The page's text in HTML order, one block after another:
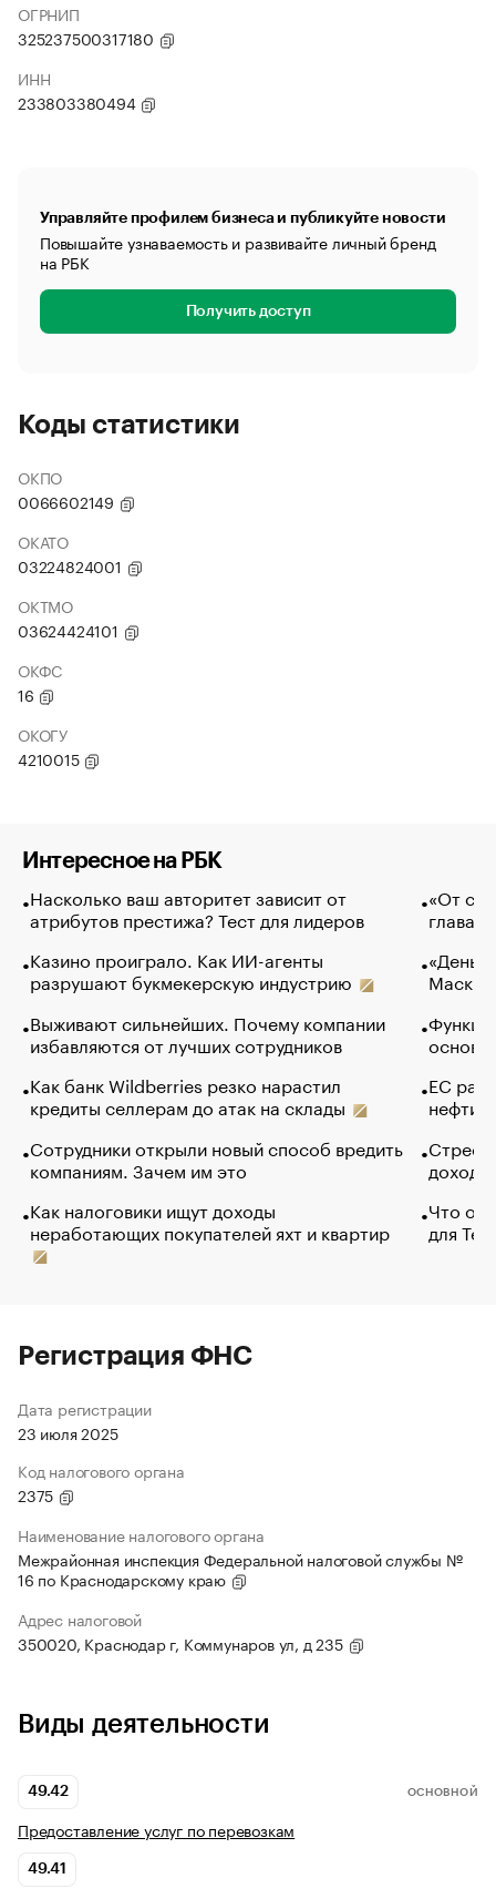
ОГРНИП
325237500317180
ИНН
233803380494
Управляйте профилем бизнеса и публикуйте новости
Повышайте узнаваемость и развивайте личный бренд
на РБК
Получить доступ
Коды статистики
ОКПО
0066602149
ОКАТО
03224824001
ОКТМО
03624424101
ОКФС
16
ОКОГУ
4210015
Интересное на РБК
Насколько ваш авторитет зависит от
атрибутов престижа? Тест для лидеров
Казино проиграло. Как ИИ-агенты
разрушают букмекерскую индустрию
Выживают сильнейших. Почему компании
избавляются от лучших сотрудников
Как банк Wildberries резко нарастил
кредиты селлерам до атак на склады
Сотрудники открыли новый способ вредить
компаниям. Зачем им это
Как налоговики ищут доходы
неработающих покупателей яхт и квартир
«От
глава
Маск в
основ
ЕС
нефти
Что
для
Регистрация ФНС
Дата регистрации
23 июля 2025
Код налогового органа
2375
Наименование налогового органа
Межрайонная инспекция Федеральной налоговой службы №
16 по Краснодарскому краю
Адрес налоговой
350020, Краснодар г, Коммунаров ул, д 235
Виды деятельности
49.42 ОСНОВНОЙ
Предоставление услуг по перевозкам
49.41